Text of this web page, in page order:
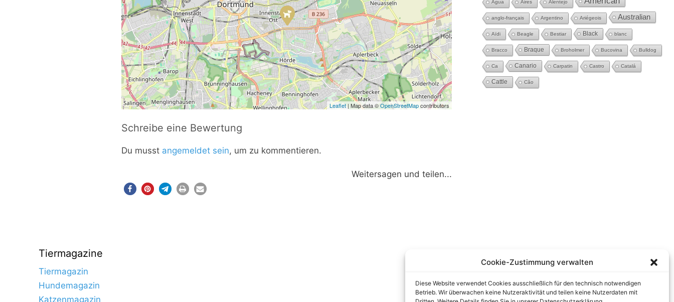
Cookie-Zustimmung verwalten
Diese Website verwendet Cookies ausschließlich für den technisch notwendigen
Betrieb. Wir überwachen keine Nutzeraktivität und teilen keine Nutzerdaten mit
Leaflet| Map data ©OpenStreetMapcontributors
Schreibe eine Bewertung
Du musst angemeldet sein, um zu kommentieren.
Weitersagen und teilen...
Agua Aires Alentejo
anglo-français Argentino Ariégeois Australian
Aïdi Beagle Bestiar Black blanc
Bracco Braque Broholmer Bucovina Bulldog
Ca Canario Carpatin Castro Catalá
Cattle Cão
Tiermagazine
Tiermagazin
Hundemagazin
Katzenmagazin